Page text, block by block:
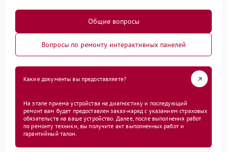
Общие вопросы
Вопросы по ремонту интерактивных панелей
Какие документы вы предоставляете?
На этапе приема устройства на диагностику и последующий
ремонт вам будет предоставлен заказ-наряд с указанием страховых
обязательств на ваше устройство. Далее, после выполнения работ
по ремонту техники, вы получите акт выполненных работ и
гарантийный талон.